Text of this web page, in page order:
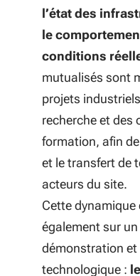
l’état des
le
conditions
mutualisés sont
projets
recherche et des
formation, afin
et le transfert de
acteurs du site.
Cette dynamique
également sur
démonstration et
technologique :